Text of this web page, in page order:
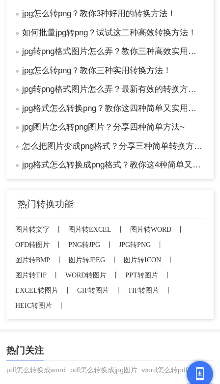
● jpg怎么转png？教你3种好用的转换方法！
● 如何批量jpg转png？试试这二种高效转换方法！
● jpg转png格式图片怎么弄？教你三种高效实用转换方法！
● jpg怎么转png？教你三种实用转换方法！
● jpg转png格式图片怎么弄？最新有效的转换方法终极指南！
● jpg格式怎么转换png？教你这四种简单又实用的方法！
● jpg图片怎么转png图片？分享四种简单方法~
● 怎么把图片变成png格式？分享三种简单转换方法！
● jpg格式怎么转换成png格式？教你这4种简单又实用的方法！
热门转换功能
图片转文字 图片转EXCEL 图片转WORD
OFD转图片
PNG转JPG JPG转PNG
图片转BMP
图片转JPEG 图片转ICON
图片转TIF
WORD转图片 PPT转图片
EXCEL转图片
GIF转图片 TIF转图片
HEIC转图片
丨
热门关注
pdf怎么转换成word pdf怎么转换成jpg图片 word怎么转pdf